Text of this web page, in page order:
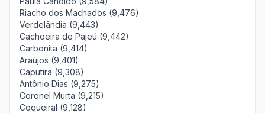
Riacho dos Machados (9,476)
Verdelândia (9,443)
Cachoeira de Pajeú (9,442)
Carbonita (9,414)
Araújos (9,401)
Caputira (9,308)
Antônio Dias (9,275)
Coronel Murta (9,215)
Coqueiral (9,128)